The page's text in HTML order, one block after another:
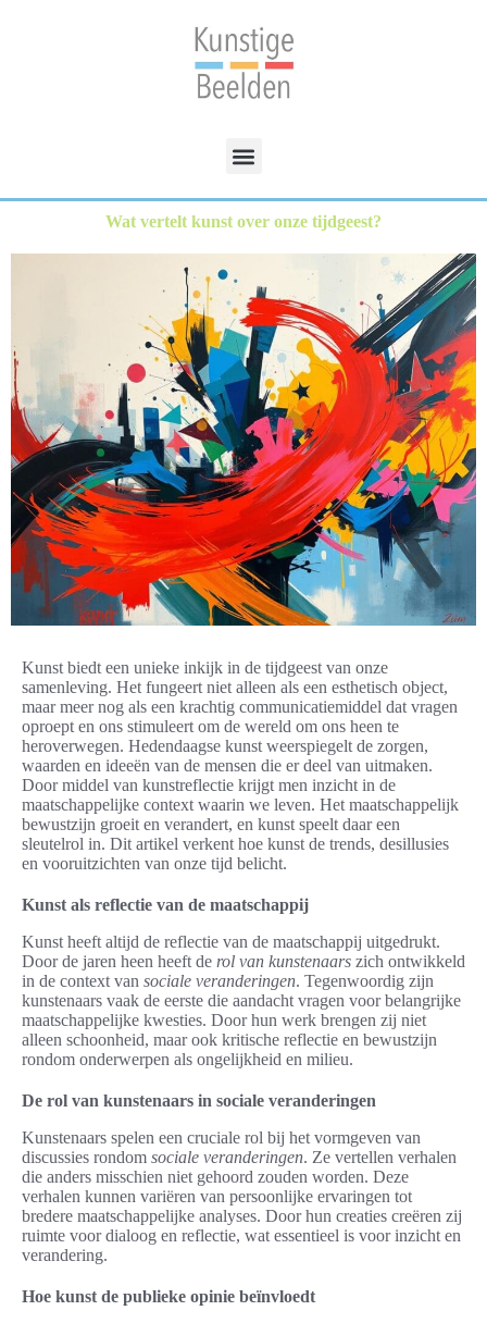
Wat vertelt kunst over onze tijdgeest?
Kunst biedt een unieke inkijk in de tijdgeest van onze
samenleving. Het fungeert niet alleen als een esthetisch object,
maar meer nog als een krachtig communicatiemiddel dat vragen
oproept en ons stimuleert om de wereld om ons heen te
heroverwegen. Hedendaagse kunst weerspiegelt de zorgen,
waarden en ideeën van de mensen die er deel van uitmaken.
Door middel van kunstreflectie krijgt men inzicht in de
maatschappelijke context waarin we leven. Het maatschappelijk
bewustzijn groeit en verandert, en kunst speelt daar een
sleutelrol in. Dit artikel verkent hoe kunst de trends, desillusies
en vooruitzichten van onze tijd belicht.
Kunst als reflectie van de maatschappij
Kunst heeft altijd de reflectie van de maatschappij uitgedrukt.
Door de jaren heen heeft de rol van kunstenaars zich ontwikkeld
in de context van sociale veranderingen. Tegenwoordig zijn
kunstenaars vaak de eerste die aandacht vragen voor belangrijke
maatschappelijke kwesties. Door hun werk brengen zij niet
alleen schoonheid, maar ook kritische reflectie en bewustzijn
rondom onderwerpen als ongelijkheid en milieu.
De rol van kunstenaars in sociale veranderingen
Kunstenaars spelen een cruciale rol bij het vormgeven van
discussies rondom sociale veranderingen. Ze vertellen verhalen
die anders misschien niet gehoord zouden worden. Deze
verhalen kunnen variëren van persoonlijke ervaringen tot
bredere maatschappelijke analyses. Door hun creaties creëren zij
ruimte voor dialoog en reflectie, wat essentieel is voor inzicht en
verandering.
Hoe kunst de publieke opinie beïnvloedt